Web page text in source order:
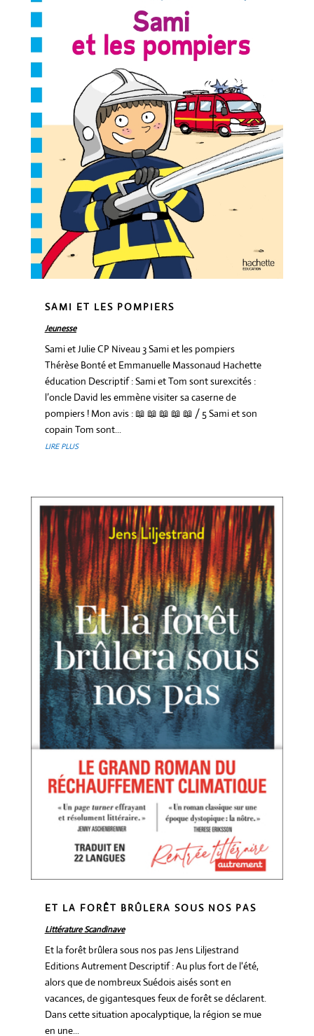
SAMI ET LES POMPIERS
Jeunesse
Sami et Julie CP Niveau 3 Sami et les pompiers
Thérèse Bonté et Emmanuelle Massonaud Hachette
éducation Descriptif : Sami et Tom sont surexcités :
l’oncle David les emmène visiter sa caserne de
pompiers ! Mon avis : 📖 📖 📖 📖 📖 / 5 Sami et son
copain Tom sont...
LIRE PLUS
ET LA FORÊT BRÛLERA SOUS NOS PAS
Littérature Scandinave
Et la forêt brûlera sous nos pas Jens Liljestrand
Editions Autrement Descriptif : Au plus fort de l'été,
alors que de nombreux Suédois aisés sont en
vacances, de gigantesques feux de forêt se déclarent.
Dans cette situation apocalyptique, la région se mue
en une...